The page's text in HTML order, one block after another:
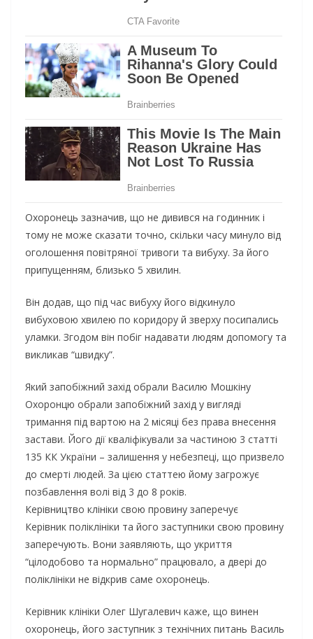
Охоронець зазначив, що не дивився на годинник і
тому не може сказати точно, скільки часу минуло від
оголошення повітряної тривоги та вибуху. За його
припущенням, близько 5 хвилин.
Він додав, що під час вибуху його відкинуло
вибуховою хвилею по коридору й зверху посипались
уламки. Згодом він побіг надавати людям допомогу та
викликав “швидку”.
Який запобіжний захід обрали Василю Мошкіну
Охоронцю обрали запобіжний захід у вигляді
тримання під вартою на 2 місяці без права внесення
застави. Його дії кваліфікували за частиною 3 статті
135 КК України – залишення у небезпеці, що призвело
до смерті людей. За цією статтею йому загрожує
позбавлення волі від 3 до 8 років.
Керівництво клініки свою провину заперечує
Керівник поліклініки та його заступники свою провину
заперечують. Вони заявляють, що укриття
“цілодобово та нормально” працювало, а двері до
поліклініки не відкрив саме охоронець.
Керівник клініки Олег Шугалевич каже, що винен
охоронець, його заступник з технічних питань Василь